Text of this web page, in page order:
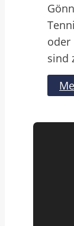
oder
sind